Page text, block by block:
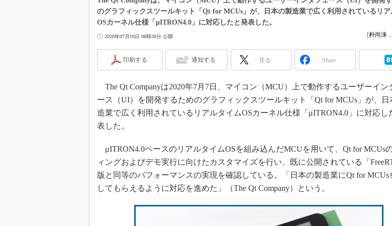
TECHNO-FRONTIER
EdgeTech+
日本ものづくりワールド
AUTOMOTIVE WORLD
産業オープンネット展
組み込みモデリング
ISO26262
3Dプリンタ
イノベーション
メイドインジャパン
知財マネジメント
のグラフィックスツールキット「Qt for MCUs」が、日本の製造業で広く利用されているリ
OSカーネル仕様「μITRON4.0」に対応したと発表した。
2020年07月10日 06時30分 公開 [朴尚洙 ，
印刷する 通知する 見る Share
The Qt Companyは2020年7月7日、マイコン（MCU）上で動作するユーザーイン
ース（UI）を開発するためのグラフィックスツールキット「Qt for MCUs」が、日
造業で広く利用されているリアルタイムOSカーネル仕様「μITRON4.0」に対応し
表した。
μITRON4.0ベースのリアルタイムOSを組み込んだMCUを用いて、Qt for MCUs
ィングおよびデモ実行に向けたカスタマイズを行い、既に公開されている「
版と同等のパフォーマンスの実現を確認している。「日本の製造業にQt for MCUs
してもらえるように対応を進めた」（The Qt Company）という。